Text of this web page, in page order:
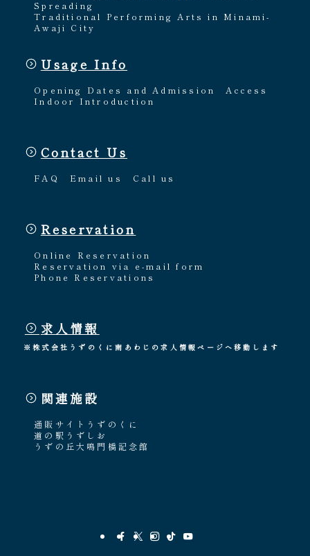
Spreading
Traditional Performing Arts in Minami-
Awaji City
Usage Info
Opening Dates and Admission
Access
Indoor Introduction
Contact Us
FAQ Email us Call us
Reservation
Online Reservation
Reservation via e-mail form
Phone Reservations
求人情報
※株式会社うずのくに南あわじの求人情報ページへ移動します
関連施設
通販サイトうずのくに
道の駅うずしお
うずの丘大鳴門橋記念館